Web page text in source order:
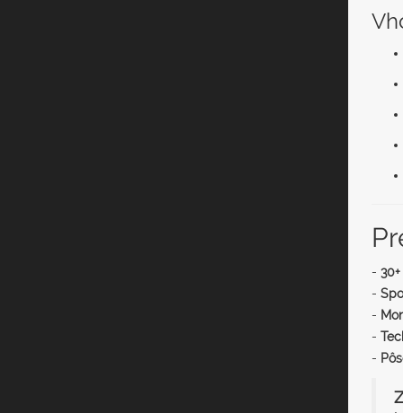
- 30+
-
-
-
-